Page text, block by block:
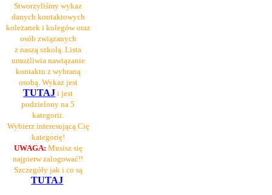
Stworzyliśmy wykaz
danych kontaktowych
koleżanek i kolegów oraz
osób związanych
z naszą szkołą. Lista
umożliwia nawiązanie
kontaktu z wybraną
osobą. Wykaz jest
TUTAJ i jest
podzielony na 5
kategorii.
Wybierz interesującą Cię
kategorię!
UWAGA: Musisz się
najpierw zalogować!!
Szczegóły jak i co są
TUTAJ